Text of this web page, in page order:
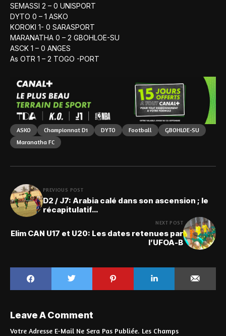
SEMASSI 2 – 0 UNISPORT
DYTO 0 – 1 ASKO
KOROKI 1- 0 SARASPORT
MARANATHA 0 – 2 GBOHLOE-SU
ASCK 1 – 0 ANGES
As OTR 1 – 2 TOGO -PORT
ASKO Championnat D1 DYTO Football
GBOHLOE-SU
Maranatha FC
PREVIOUS POST
D2 / J7: Arabia calé dans son ascension ; le
récapitulatif…
NEXT POST
Elim CAN U17 et U20: Les dates retenues par
l’UFOA-B
Leave A Comment
Votre Adresse E-Mail Ne Sera Pas Publiée. Les Champs